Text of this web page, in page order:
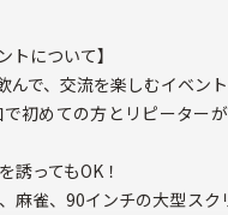
トについて】
で、交流を楽しむイベン
初めての方とリピーター
誘ってもOK！
麻雀、90インチの大型ス